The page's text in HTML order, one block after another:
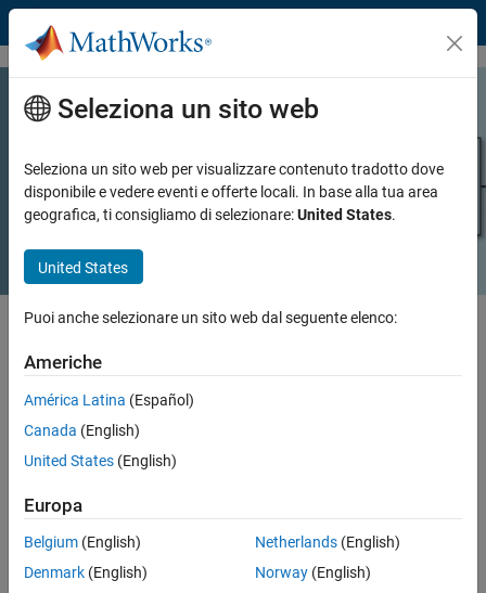
Vai al contenuto
Studio degli algoritmi di controllo
motori BLDC
Scopri i diversi componenti di un algoritmo di controllo necessari per
Leggi questo ebook contenente esempi animati Per saperne di più su:
Meccanica di un motore BLDC
Collegamento di un controller e costruzione di un modello di
Analisi del comportamento del motore tramite la simulazione
L’ebook analizza anche il comportamento di diversi segnali di questo
Seleziona un sito web
Seleziona un sito web per visualizzare contenuto tradotto dove
disponibile e vedere eventi e offerte locali. In base alla tua area
geografica, ti consigliamo di selezionare:United States.
United States
Puoi anche selezionare un sito web dal seguente elenco:
Americhe
América Latina (Español)
Canada (English)
United States (English)
Europa
Belgium (English)
Denmark (English)
Netherlands(English)
Norway(English)